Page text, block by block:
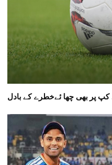
کپ پر بھی چھا ئےخطرے کے بادل